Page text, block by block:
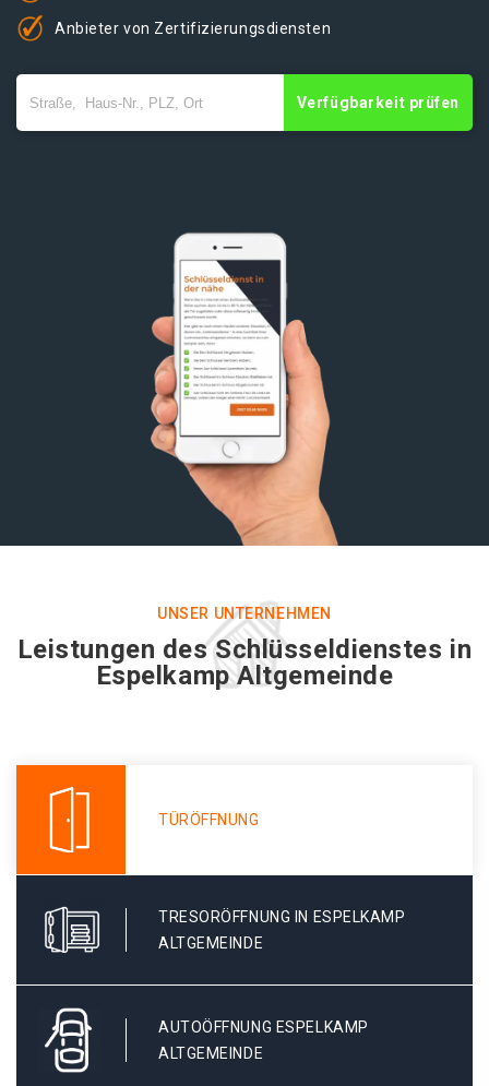
Anbieter von Zertifizierungsdiensten
Verfügbarkeit prüfen
UNSER UNTERNEHMEN
Leistungen des Schlüsseldienstes in
Espelkamp Altgemeinde
TÜRÖFFNUNG
TRESORÖFFNUNG IN ESPELKAMP
ALTGEMEINDE
AUTOÖFFNUNG ESPELKAMP
ALTGEMEINDE